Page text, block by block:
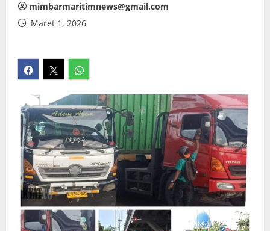
mimbarmaritimnews@gmail.com
Maret 1, 2026